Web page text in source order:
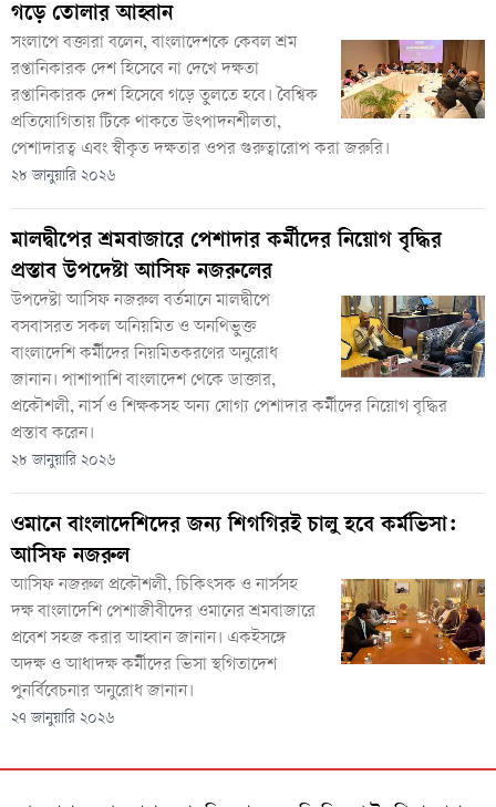
গড়ে তোলার আহ্বান
সংলাপে বক্তারা বলেন, বাংলাদেশকে কেবল শ্রম
রপ্তানিকারক দেশ হিসেবে না দেখে দক্ষতা
রপ্তানিকারক দেশ হিসেবে গড়ে তুলতে হবে। বৈশ্বিক
প্রতিযোগিতায় টিকে থাকতে উৎপাদনশীলতা,
পেশাদারত্ব এবং স্বীকৃত দক্ষতার ওপর গুরুত্বারোপ করা জরুরি।
২৮ জানুয়ারি ২০২৬
মালদ্বীপের শ্রমবাজারে পেশাদার কর্মীদের নিয়োগ বৃদ্ধির
প্রস্তাব উপদেষ্টা আসিফ নজরুলের
উপদেষ্টা আসিফ নজরুল বর্তমানে মালদ্বীপে
বসবাসরত সকল অনিয়মিত ও অনথিভুক্ত
বাংলাদেশি কর্মীদের নিয়মিতকরণের অনুরোধ
জানান। পাশাপাশি বাংলাদেশ থেকে ডাক্তার,
প্রকৌশলী, নার্স ও শিক্ষকসহ অন্য যোগ্য পেশাদার কর্মীদের নিয়োগ বৃদ্ধির
প্রস্তাব করেন।
২৮ জানুয়ারি ২০২৬
ওমানে বাংলাদেশিদের জন্য শিগগিরই চালু হবে কর্মভিসা:
আসিফ নজরুল
আসিফ নজরুল প্রকৌশলী, চিকিৎসক ও নার্সসহ
দক্ষ বাংলাদেশি পেশাজীবীদের ওমানের শ্রমবাজারে
প্রবেশ সহজ করার আহ্বান জানান। একইসঙ্গে
অদক্ষ ও আধাদক্ষ কর্মীদের ভিসা স্থগিতাদেশ
পুনর্বিবেচনার অনুরোধ জানান।
২৭ জানুয়ারি ২০২৬